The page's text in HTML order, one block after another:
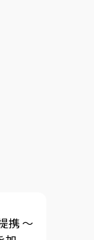
携 〜